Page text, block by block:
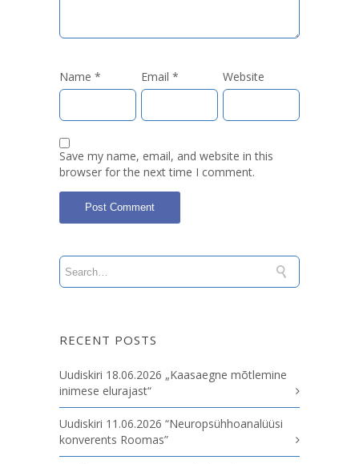
Name * Email * Website
Save my name, email, and website in this
browser for the next time I comment.
RECENT POSTS
Uudiskiri 18.06.2026 „Kaasaegne mõtlemine
inimese elurajast“
Uudiskiri 11.06.2026 “Neuropsühhoanalüüsi
konverents Roomas”